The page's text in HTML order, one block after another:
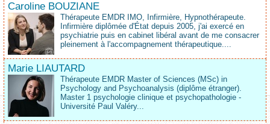
Caroline BOUZIANE
Thérapeute EMDR IMO, Infirmière, Hypnothérapeute.
Infirmière diplômée d'État depuis 2005, j'ai exercé en
psychiatrie puis en cabinet libéral avant de me consacrer
pleinement à l'accompagnement thérapeutique....
Marie LIAUTARD
Thérapeute EMDR Master of Sciences (MSc) in
Psychology and Psychoanalysis (diplôme étranger).
Master 1 psychologie clinique et psychopathologie -
Université Paul Valéry...